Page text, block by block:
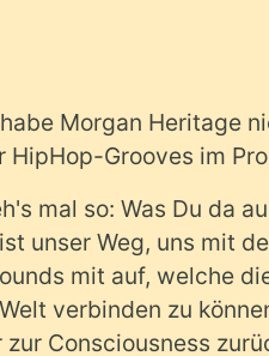
Morgan Heritage
HipHop-Grooves im
mal so: Was Du da
unser Weg, uns mit
mit auf, welche
verbinden zu
Consciousness